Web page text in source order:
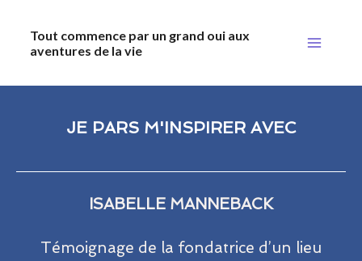
Tout commence par un grand oui aux
aventures de la vie
JE PARS M'INSPIRER AVEC
ISABELLE MANNEBACK​
Témoignage de la fondatrice d’un lieu